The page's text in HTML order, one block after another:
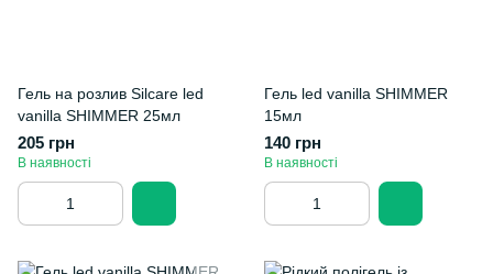
Гель на розлив Silcare led
vanilla SHIMMER 25мл
205 грн
В наявності
Гель led vanilla SHIMMER
15мл
140 грн
В наявності